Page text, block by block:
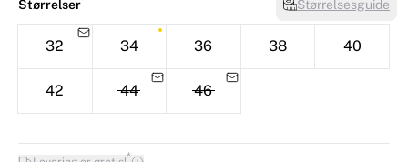
Størrelser Størrelsesguide
32 34 36 38 40
42 44 46
*